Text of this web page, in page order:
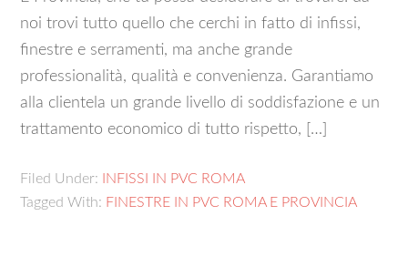
noi trovi tutto quello che cerchi in fatto di infissi,
finestre e serramenti, ma anche grande
professionalità, qualità e convenienza. Garantiamo
alla clientela un grande livello di soddisfazione e un
trattamento economico di tutto rispetto, […]
Filed Under:
INFISSI IN PVC ROMA
Tagged With: FINESTRE IN PVC ROMA E PROVINCIA